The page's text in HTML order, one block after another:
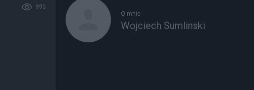
990
O mnie
Wojciech Sumlinski